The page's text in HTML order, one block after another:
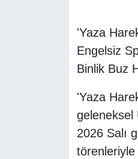
'Yaza
Engelsiz
Binlik Buz
'Yaza
geleneksel
2026 Salı